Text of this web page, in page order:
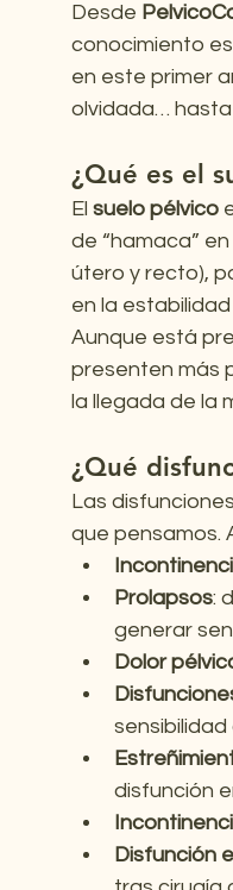
Desde
conocimiento
en este primer
olvidada… hasta
¿Qué es el
El suelo pélvico
de “hamaca”
útero y recto),
en la
Aunque está
presenten más
la llegada de la
¿Qué
Las
que pensamos.
Prolapsos:
generar
Dolor
disfunción
Disfunción